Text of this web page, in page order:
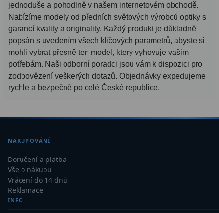
Zrcátka a hranoly61
Diagonální zrcátka 36
Diagonální hranoly
Amici hranoly 45°11
Planetární kamery
Deep-Sky kamery
Guiding kamery
jednoduše a pohodlně v našem internetovém obchodě.
Nabízíme modely od předních světových výrobců optiky s
garancí kvality a originality. Každý produkt je důkladně
popsán s uvedením všech klíčových parametrů, abyste si
mohli vybrat přesně ten model, který vyhovuje vašim
potřebám. Naši odborní poradci jsou vám k dispozici pro
zodpovězení veškerých dotazů. Objednávky expedujeme
rychle a bezpečně po celé České republice.
NAKUPOVÁNÍ
Doručení a platba
Vše o nákupu
Vrácení do 14 dnů
Reklamace
INFO